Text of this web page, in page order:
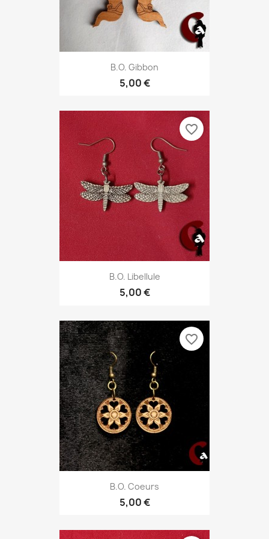
B.O. Gibbon
5,00 €
B.O. Libellule
5,00 €
favorite_border
B.O. Coeurs
5,00 €
favorite_border